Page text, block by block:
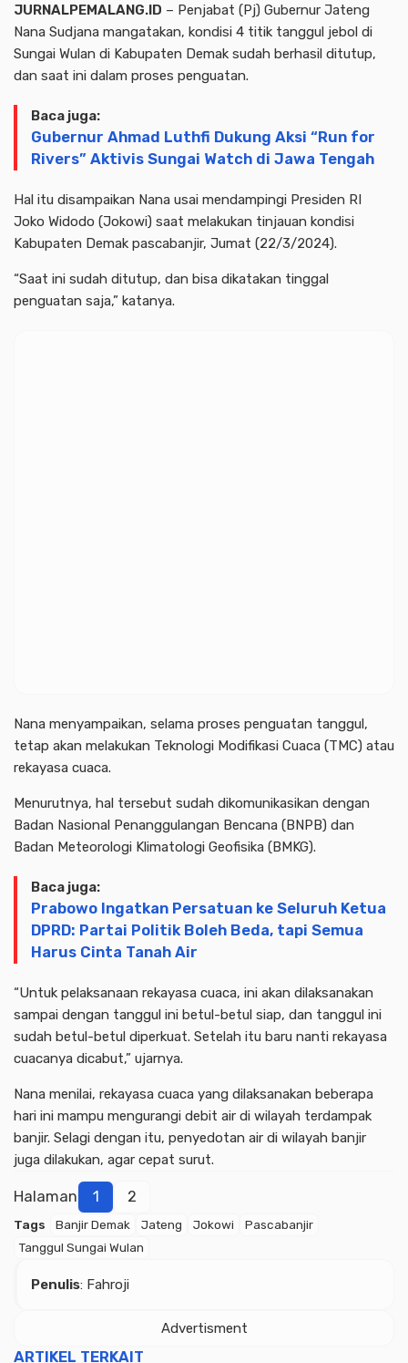
JURNALPEMALANG.ID – Penjabat (Pj) Gubernur Jateng
Nana Sudjana mangatakan, kondisi 4 titik tanggul jebol di
Sungai Wulan di Kabupaten Demak sudah berhasil ditutup,
dan saat ini dalam proses penguatan.
Baca juga:
Gubernur Ahmad Luthfi Dukung Aksi “Run for
Rivers” Aktivis Sungai Watch di Jawa Tengah
Hal itu disampaikan Nana usai mendampingi Presiden RI
Joko Widodo (Jokowi) saat melakukan tinjauan kondisi
Kabupaten Demak pascabanjir, Jumat (22/3/2024).
“Saat ini sudah ditutup, dan bisa dikatakan tinggal
penguatan saja,” katanya.
Nana menyampaikan, selama proses penguatan tanggul,
tetap akan melakukan Teknologi Modifikasi Cuaca (TMC) atau
rekayasa cuaca.
Menurutnya, hal tersebut sudah dikomunikasikan dengan
Badan Nasional Penanggulangan Bencana (BNPB) dan
Badan Meteorologi Klimatologi Geofisika (BMKG).
Baca juga:
Prabowo Ingatkan Persatuan ke Seluruh Ketua
DPRD: Partai Politik Boleh Beda, tapi Semua
Harus Cinta Tanah Air
“Untuk pelaksanaan rekayasa cuaca, ini akan dilaksanakan
sampai dengan tanggul ini betul-betul siap, dan tanggul ini
sudah betul-betul diperkuat. Setelah itu baru nanti rekayasa
cuacanya dicabut,” ujarnya.
Nana menilai, rekayasa cuaca yang dilaksanakan beberapa
hari ini mampu mengurangi debit air di wilayah terdampak
banjir. Selagi dengan itu, penyedotan air di wilayah banjir
juga dilakukan, agar cepat surut.
Halaman 1 2
Tags Banjir Demak Jateng Jokowi
Pascabanjir
Tanggul Sungai Wulan
Penulis: Fahroji
Advertisment
ARTIKEL TERKAIT